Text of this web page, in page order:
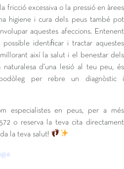
fricció excessiva o la pressió en àrees
higiene i cura dels peus també pot
aquestes afeccions. Entenent
identificar i tractar aquestes
així la salut i el benestar dels
d’una lesió al teu peu, és
per rebre un diagnòstic i
especialistes en peus, per a més
o reserva la teva cita directament
la teva salut!